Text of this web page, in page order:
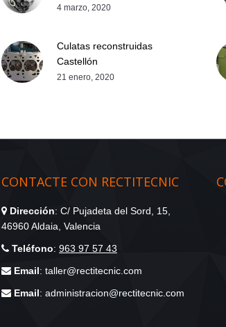
4 marzo, 2020
Culatas reconstruidas
Castellón
21 enero, 2020
CONTACTE CON RECTITECNIC
Dirección: C/ Pujadeta del Sord, 15,
46960 Aldaia, Valencia
Teléfono: 963 97 57 43
Email: taller@rectitecnic.com
Email: administracion@rectitecnic.com